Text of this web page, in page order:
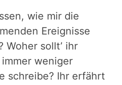
wie mir die
Ereignisse
sollt’ ihr
weniger
schreibe? Ihr erfährt